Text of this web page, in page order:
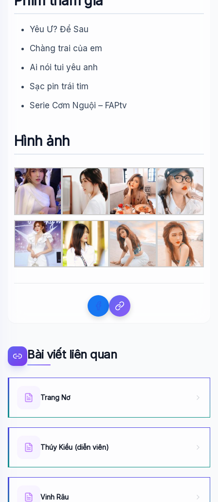
Yêu Ư? Để Sau
Chàng trai của em
Ai nói tui yêu anh
Sạc pin trái tim
Serie Cơm Nguội – FAPtv
Hình ảnh
Bài viết liên quan
Trang Nơ
Thúy Kiều (diễn viên)
Vinh Râu